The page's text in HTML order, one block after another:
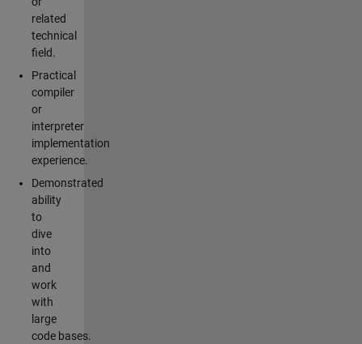
related
technical
field.
Practical
compiler
or
interpreter
implementation
experience.
Demonstrated
ability
to
dive
into
and
work
with
large
code bases.